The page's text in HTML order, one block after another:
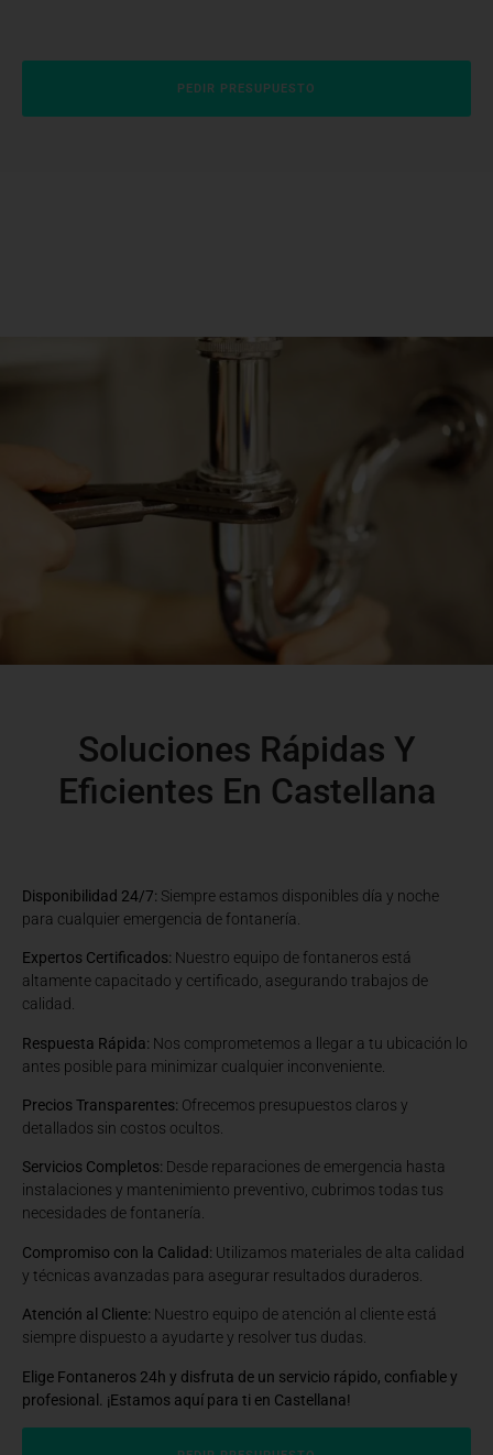
PEDIR PRESUPUESTO
Soluciones Rápidas Y
Eficientes En Castellana
Disponibilidad 24/7: Siempre estamos disponibles día y noche
para cualquier emergencia de fontanería.
Expertos Certificados: Nuestro equipo de fontaneros está
altamente capacitado y certificado, asegurando trabajos de
calidad.
Respuesta Rápida: Nos comprometemos a llegar a tu ubicación lo
antes posible para minimizar cualquier inconveniente.
Precios Transparentes: Ofrecemos presupuestos claros y
detallados sin costos ocultos.
Servicios Completos: Desde reparaciones de emergencia hasta
instalaciones y mantenimiento preventivo, cubrimos todas tus
necesidades de fontanería.
Compromiso con la Calidad: Utilizamos materiales de alta calidad
y técnicas avanzadas para asegurar resultados duraderos.
Atención al Cliente: Nuestro equipo de atención al cliente está
siempre dispuesto a ayudarte y resolver tus dudas.
Elige Fontaneros 24h y disfruta de un servicio rápido, confiable y
profesional. ¡Estamos aquí para ti en Castellana!